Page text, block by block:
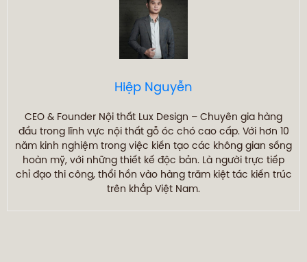
Hiệp Nguyễn
CEO & Founder Nội thất Lux Design – Chuyên gia hàng
đầu trong lĩnh vực nội thất gỗ óc chó cao cấp. Với hơn 10
năm kinh nghiệm trong việc kiến tạo các không gian sống
hoàn mỹ, với những thiết kế độc bản. Là người trực tiếp
chỉ đạo thi công, thổi hồn vào hàng trăm kiệt tác kiến trúc
trên khắp Việt Nam.